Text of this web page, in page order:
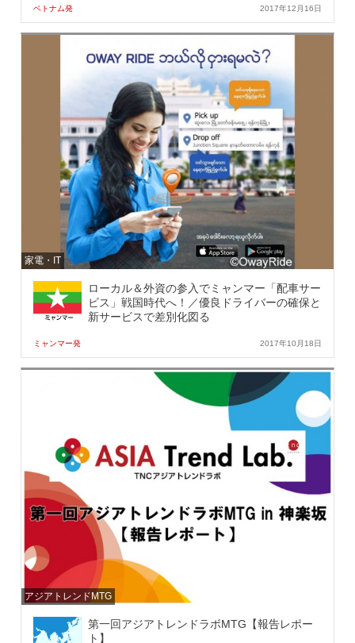
ベトナム発 2017年12月16日
家電・IT
ローカル＆外資の参入でミャンマー「配車サー
ビス」戦国時代へ！／優良ドライバーの確保と
新サービスで差別化図る
ミャンマー発 2017年10月18日
アジアトレンドMTG
第一回アジアトレンドラボMTG【報告レポー
ト】